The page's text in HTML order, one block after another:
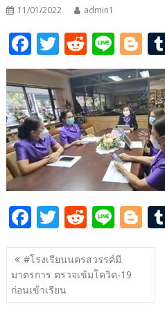
11/01/2022 admin1
F
ac
e
b
o
o
k
T
w
itt
er
R
e
d
di
t
Li
n
e
Bl
o
g
g
er
F
ac
e
b
o
T
w
itt
er
R
e
d
di
t
Li
n
e
Bl
o
er
แนะแนว
เรื่อง
#โรงเรียนนครสวรรค์มี
มาตรการ ตรวจเข้มโควิด-19
ก่อนเข้าเรียน